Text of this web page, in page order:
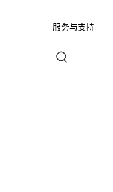
服务与支持